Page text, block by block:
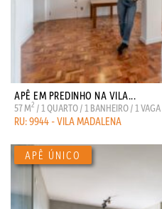
APÊ EM PREDINHO NA VILA...
57 M2 / 1 QUARTO / 1 BANHEIRO / 1 VAGA
RU: 9944 - VILA MADALENA